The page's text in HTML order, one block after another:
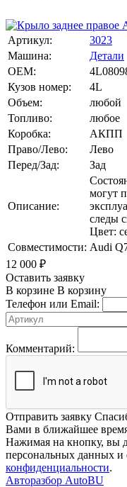
Артикул:
3023
Машина:
Детали
OEM:
Кузов номер:
4L
Объем:
любой
Топливо:
любое
Коробка:
АКПП
Право/Лево:
Лево
Перед/Зад:
Зад
Описание:
могут
следы
Цвет:
Совместимости: Audi
12 000 ₽
Оставить заявку
В корзине В корзину
Телефон или Email:
Комментарий:
Отправить заявку
Вами в ближайшее
Нажимая на кнопку, вы
персональных данных и
конфиденциальности.
Авторазбор AutoBU